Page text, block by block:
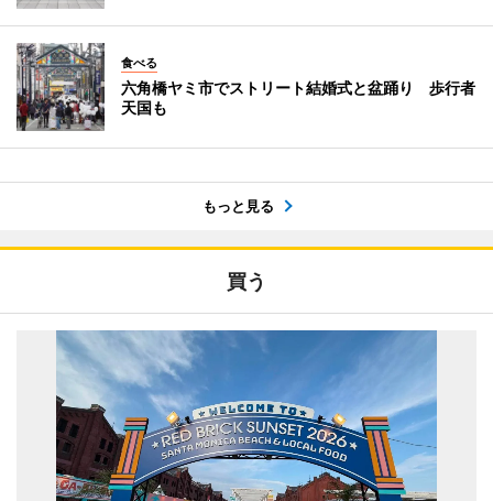
食べる
六角橋ヤミ市でストリート結婚式と盆踊り 歩行者
天国も
もっと見る
買う